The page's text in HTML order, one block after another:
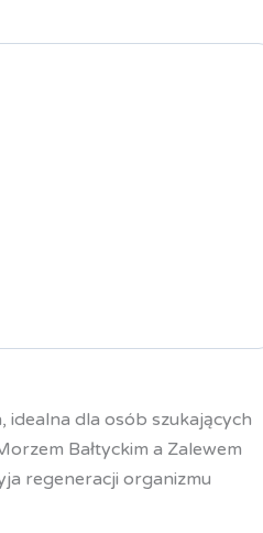
idealna dla osób szukających
Bałtyckim a Zalewem
regeneracji organizmu